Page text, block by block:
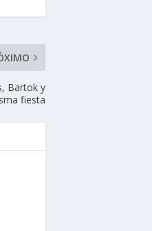
Bartok y
fiesta